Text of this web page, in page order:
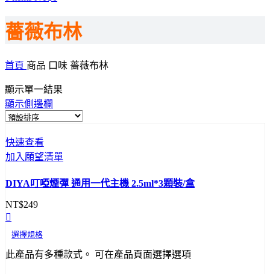
薔薇布林
首頁 商品 口味 薔薇布林
顯示單一結果
顯示側邊欄
快速查看
加入願望清單
DIYA叮啞煙彈 通用一代主機 2.5ml*3顆裝/盒
NT$249
選擇規格
此產品有多種款式。 可在產品頁面選擇選項